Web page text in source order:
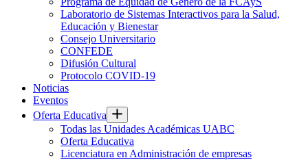
Laboratorio de Sistemas Interactivos para la Salud,
Educación y Bienestar
Consejo Universitario
CONFEDE
Difusión Cultural
Protocolo COVID-19
Noticias
Eventos
Oferta Educativa
Todas las Unidades Académicas UABC
Oferta Educativa
Licenciatura en Administración de empresas